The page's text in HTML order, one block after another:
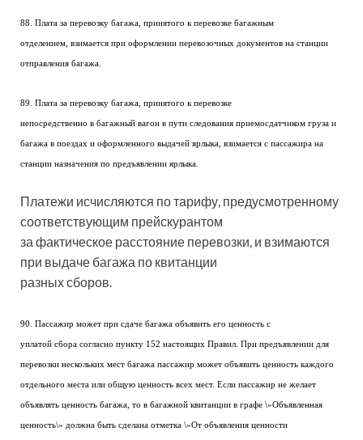
88. Плата за перевозку багажа, принятого к перевозке багажным
отделением, взимается при оформлении перевозочных документов на станции
отправления багажа.
89. Плата за перевозку багажа, принятого к перевозке
непосредственно в багажный вагон в пути следования приемосдатчиком груза и
багажа в поездах и оформленного выдачей ярлыка, взимается с пассажира на
станции назначения по предъявлении ярлыка.
Платежи исчисляются по тарифу, предусмотренному
соответствующим прейскурантом
за фактическое расстояние перевозки, и взимаются
при выдаче багажа по квитанции
разных сборов.
90. Пассажир может при сдаче багажа объявить его ценность с
уплатой сбора согласно пункту 152 настоящих Правил. При предъявлении для
перевозки нескольких мест багажа пассажир может объявить ценность каждого
отдельного места или общую ценность всех мест. Если пассажир не желает
объявлять ценность багажа, то в багажной квитанции в графе \»Объявленная
ценность\» должна быть сделана отметка \»От объявления ценности